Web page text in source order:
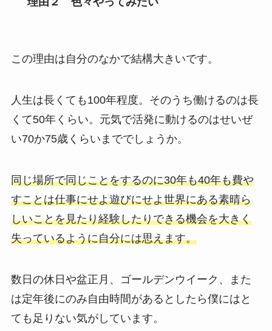
この理由は自分のなかで結構大きいです。
人生は長くても100年程度。そのうち働けるのは長
くて50年くらい。元気で活発に動けるのはせいぜ
い70か75歳くらいまででしょうか。
同じ場所で同じことをするのに30年も40年も費や
すことは仕事にせよ遊びにせよ世界にある素晴ら
しいことを見たり経験したりできる機会を大きく
失っているように自分には思えます。
数日の休日や盆正月、ゴールデンウイーク、また
は定年後にのみ自由時間があるとしたら僕にはと
ても足りない気がしています。